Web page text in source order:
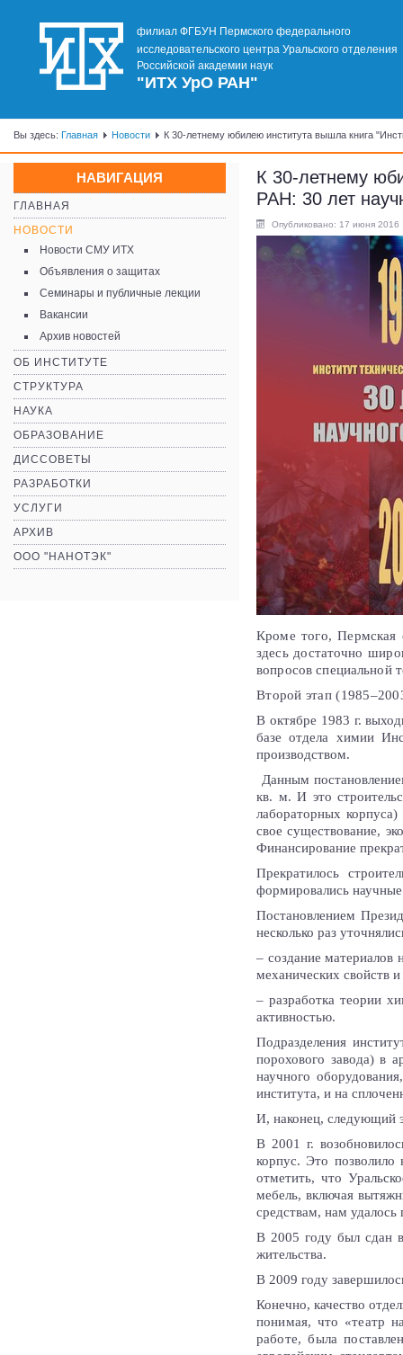
филиал ФГБУН Пермского федерального
исследовательского центра Уральского отделения
Российской академии наук
"ИТХ УрО РАН"
Вы здесь: Главная Новости К 30-летнему юбилею института вышла книга
НАВИГАЦИЯ
ГЛАВНАЯ
НОВОСТИ
Новости СМУ ИТХ
Объявления о защитах
Семинары и публичные лекции
Вакансии
Архив новостей
ОБ ИНСТИТУТЕ
СТРУКТУРА
НАУКА
ОБРАЗОВАНИЕ
ДИССОВЕТЫ
РАЗРАБОТКИ
УСЛУГИ
АРХИВ
ООО "НАНОТЭК"
К 30-летнему
РАН: 30 лет
Опубликовано: 17 июня 2016
Кроме того, Пермская
здесь достаточно
вопросов специальной
Второй этап
В октябре 1983 г.
базе отдела химии
производством.
Данным
кв. м. И это
лабораторных
свое существование,
Финансирование
Прекратилось
формировались
Постановлением
несколько раз
– создание материалов
механических свойств
– разработка теории
активностью.
Подразделения
порохового завода) в
научного
института, и на
И, наконец, следующий
В 2001 г.
корпус. Это позволило
отметить, что
мебель, включая
средствам, нам
В 2005 году был сдан в
жительства.
В 2009 году
Конечно, качество
понимая, что «театр
работе, была